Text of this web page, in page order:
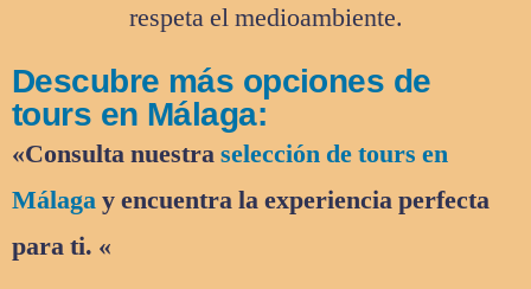
respeta el medioambiente.
Descubre más opciones de
tours en Málaga:
«Consulta nuestraselección de tours en
Málagay encuentra la experiencia perfecta
para ti. «